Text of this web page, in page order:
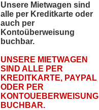
Unsere Mietwagen sind
alle per Kreditkarte oder
auch per
Kontoüberweisung
buchbar.
UNSERE MIETWAGEN
SIND ALLE PER
KREDITKARTE, PAYPAL
ODER PER
KONTOUEBERWEISUNG
BUCHBAR.